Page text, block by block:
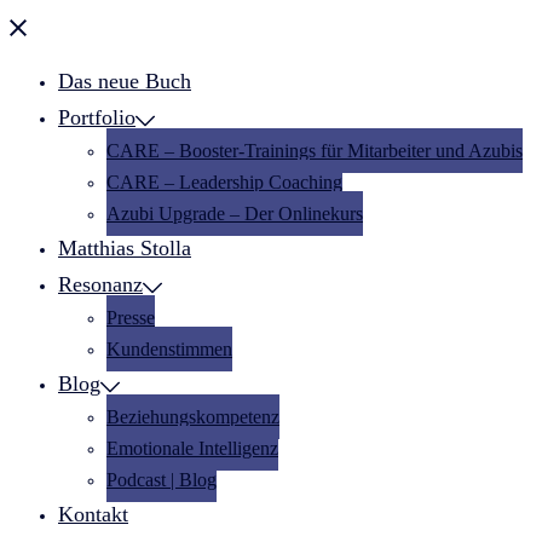
Menü
Das neue Buch
Portfolio
CARE – Booster-Trainings für Mitarbeiter und Azubis
CARE – Leadership Coaching
Azubi Upgrade – Der Onlinekurs
Matthias Stolla
Resonanz
Presse
Kundenstimmen
Blog
Beziehungskompetenz
Emotionale Intelligenz
Podcast | Blog
Kontakt